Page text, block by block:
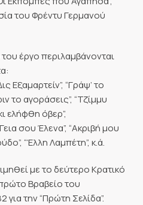
του Φρέντυ Γερμανού
έργο περιλαμβάνονται
Εξαμαρτείν”, “Γράψ’ το
το αγοράσεις”, “Τζίμμυ
ελήφθη όβερ”,
σου Έλενα”, “Ακριβή μου
“Έλλη Λαμπέτη”, κ.ά.
με το δεύτερο Κρατικό
Βραβείο του
την “Πρώτη Σελίδα”.